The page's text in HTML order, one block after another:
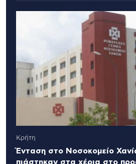
Κρήτη
Ένταση στο Νοσοκομείο
πιάστηκαν στα χέρια στο